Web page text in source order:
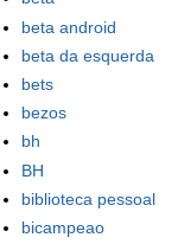
beta android
beta da esquerda
bets
bezos
bh
BH
biblioteca pessoal
bicampeao